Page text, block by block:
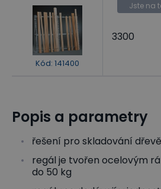
Kód: 141400
Jste na
3300
Popis a parametry
řešení pro skladování
regál je tvořen ocelovým
do 50 kg